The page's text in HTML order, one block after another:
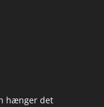
hænger det